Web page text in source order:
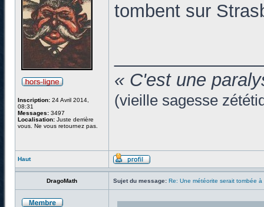
Inscription: 24 Avril 2014,
08:31
Messages: 3497
Localisation: Juste derrière
vous. Ne vous retournez pas.
tombent sur
« C'est une
(vieille sagesse
Haut
DragoMath Sujet du message: Re: Une météorite serait tombée à